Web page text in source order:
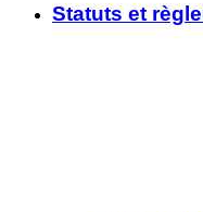
Statuts et